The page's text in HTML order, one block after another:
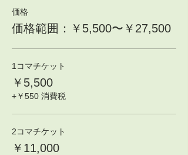
価格
価格範囲：￥5,500〜￥27,500
1コマチケット
￥5,500
+￥550 消費税
2コマチケット
￥11,000